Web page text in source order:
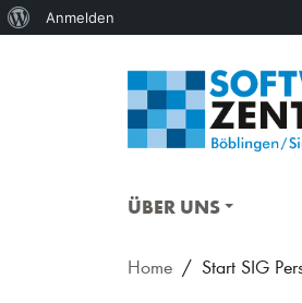
ÜBER UNS
Home Start SIG
Über
Anmelden